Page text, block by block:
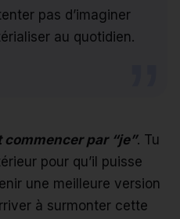
pas d’imaginer
au quotidien.
par “je”. Tu
pour qu’il puisse
une meilleure version
à surmonter cette